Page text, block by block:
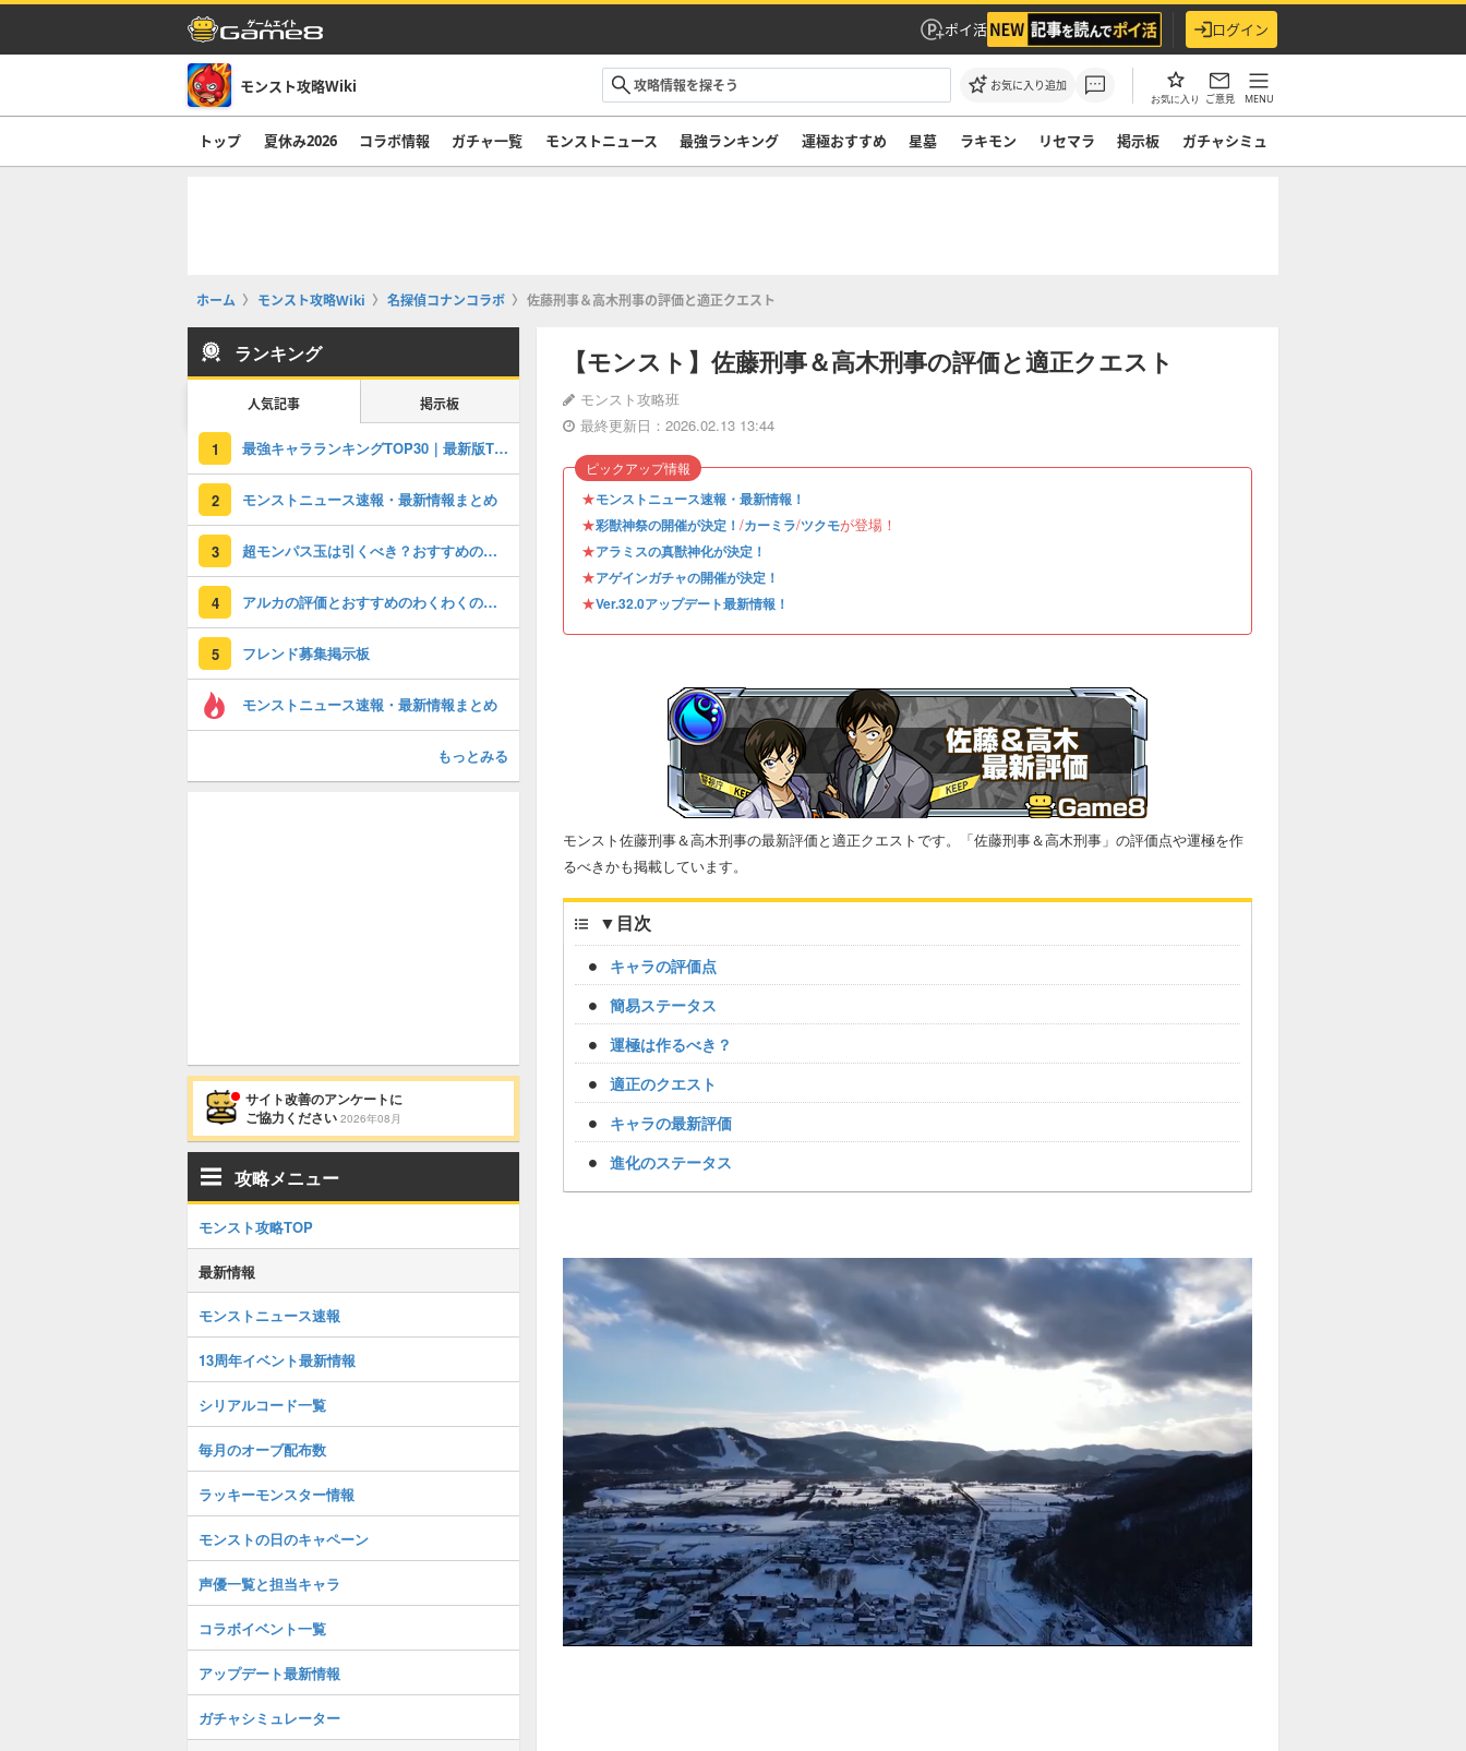
ポイ活 ログイン
モンスト攻略Wiki お気に入り追加
お気に入り ご意見 MENU
トップ 夏休み2026 コラボ情報 ガチャ一覧 モンストニュース 最強ランキング 運極おすすめ 星墓 ラキモン リセマラ 掲示板 ガチャシミュ
ホーム モンスト攻略Wiki 名探偵コナンコラボ 佐藤刑事＆高木刑事の評価と適正クエスト
【モンスト】佐藤刑事＆高木刑事の評価と適正クエスト
モンスト攻略班
最終更新日：2026.02.13 13:44
★モンストニュース速報・最新情報！
★彩獣神祭の開催が決定！ /カーミラ/ツクモが登場！
★アラミスの真獣神化が決定！
★アゲインガチャの開催が決定！
★Ver.32.0アップデート最新情報！
ピックアップ情報
モンスト佐藤刑事＆高木刑事の最新評価と適正クエストです。「佐藤刑事＆高木刑事」の評価点や運極を作
るべきかも掲載しています。
▼ 目次
キャラの評価点
簡易ステータス
運極は作るべき？
適正のクエスト
キャラの最新評価
進化のステータス
ランキング
人気記事 掲示板
1 最強キャラランキングTOP30｜最新版Tier
2 モンストニュース速報・最新情報まとめ
3 超モンパス玉は引くべき？おすすめのガチャと注意点
4 アルカの評価とおすすめのわくわくの実｜どっちが強い？
5 フレンド募集掲示板
モンストニュース速報・最新情報まとめ
もっとみる
サイト改善のアンケートに
ご協力ください 2026年08月
攻略メニュー
モンスト攻略TOP
最新情報
モンストニュース速報
13周年イベント最新情報
シリアルコード一覧
毎月のオーブ配布数
ラッキーモンスター情報
モンストの日のキャペーン
声優一覧と担当キャラ
コラボイベント一覧
アップデート最新情報
ガチャシミュレーター